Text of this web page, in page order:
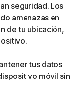
seguridad. Los
amenazas en
de tu ubicación,
tus datos
móvil sin